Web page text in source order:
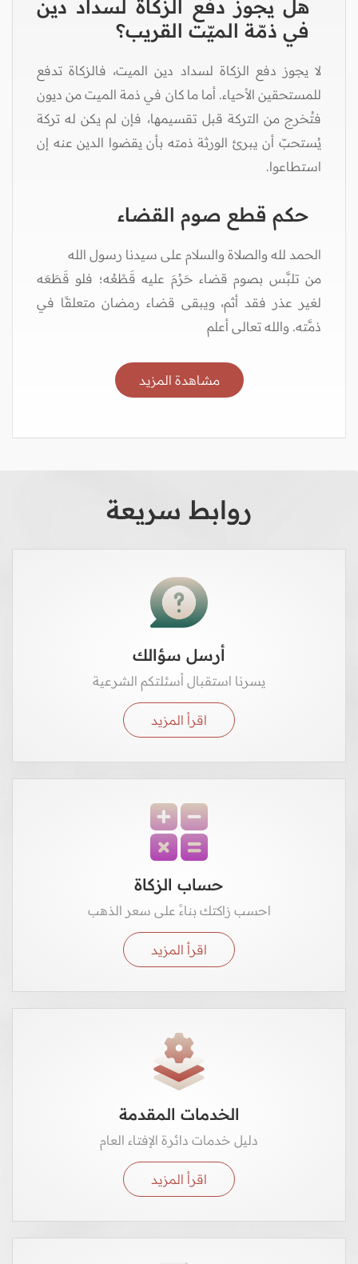
هل يجوز دفع الزكاة لسداد دين
في ذمّة الميّت القريب؟
لا يجوز دفع الزكاة لسداد دين الميت، فالزكاة تدفع
للمستحقين الأحياء. أما ما كان في ذمة الميت من ديون
فتُخرج من التركة قبل تقسيمها، فإن لم يكن له تركة
يُستحبّ أن يبرئ الورثة ذمته بأن يقضوا الدين عنه إن
استطاعوا.
حكم قطع صوم القضاء
الحمد لله والصلاة والسلام على سيدنا رسول الله
من تلبَّس بصوم قضاء حَرُمَ عليه قَطْعُه؛ فلو قَطَعَه
لغير عذر فقد أثم، ويبقى قضاء رمضان متعلقًا في
ذمَّته. والله تعالى أعلم
مشاهدة المزيد
روابط سريعة
أرسل سؤالك
يسرنا استقبال أسئلتكم الشرعية
اقرأ المزيد
حساب الزكاة
احسب زاكتك بناءً على سعر الذهب
اقرأ المزيد
الخدمات المقدمة
دليل خدمات دائرة الإفتاء العام
اقرأ المزيد